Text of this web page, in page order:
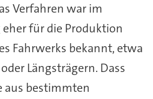
Verfahren war im
für die Produktion
Fahrwerks bekannt, etwa
Längsträgern. Dass
aus bestimmten